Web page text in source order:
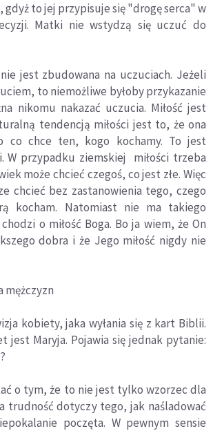
gdyż to jej przypisuje się "drogę serca" w
Matki nie wstydzą się uczuć do
nie jest zbudowana na uczuciach. Jeżeli
to niemożliwe byłoby przykazanie
nikomu nakazać uczucia. Miłość jest
tendencją miłości jest to, że ona
co chce ten, kogo kochamy. To jest
W przypadku ziemskiej miłości trzeba
może chcieć czegoś, co jest złe. Więc
chcieć bez zastanowienia tego, czego
kocham. Natomiast nie ma takiego
o miłość Boga. Bo ja wiem, że On
dobra i że Jego miłość nigdy nie
mężczyzn
kobiety, jaka wyłania się z kart Biblii.
jest Maryja. Pojawia się jednak pytanie:
o tym, że to nie jest tylko wzorzec dla
trudność dotyczy tego, jak naśladować
poczęta. W pewnym sensie